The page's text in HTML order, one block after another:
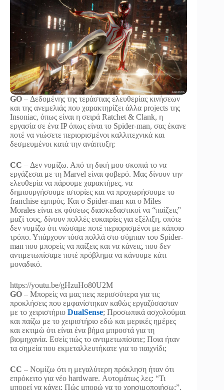
GO – Δεδομένης της τεράστιας ελευθερίας κινήσεων
και της ανεμελιάς που χαρακτηρίζει άλλα projects της
Insoniac, όπως είναι η σειρά Ratchet & Clank, η
εργασία σε ένα IP όπως είναι το Spider-man, σας έκανε
ποτέ να νιώσετε περιορισμένοι καλλιτεχνικά και
δεσμευμένοι κατά την ανάπτυξη;
CC – Δεν νομίζω. Από τη δική μου σκοπιά το να
εργάζεσαι με τη Marvel είναι φοβερό. Μας δίνουν την
ελευθερία να πάρουμε χαρακτήρες, να
δημιουργήσουμε ιστορίες και να προχωρήσουμε το
franchise εμπρός. Και ο Spider-man και ο Miles
Morales είναι εκ φύσεως διασκεδαστικοί να “παίζεις”
μαζί τους, δίνουν πολλές ευκαιρίες για εξέλιξη, οπότε
δεν νομίζω ότι νιώσαμε ποτέ περιορισμένοι με κάποιο
τρόπο. Υπάρχουν τόσα πολλά στο σύμπαν του Spider-
man που μπορείς να παίξεις και να κάνεις, που δεν
αντιμετωπίσαμε ποτέ πρόβλημα να κάνουμε κάτι
μοναδικό.
https://youtu.be/gHzuHo80U2M
GO – Μπορείς να μας πεις περισσότερα για τις
προκλήσεις που εμφανίστηκαν καθώς εργαζόσασταν
με το χειριστήριο DualSense; Προσωπικά ασχολούμαι
και παίζω με το χειριστήριο εδώ και μερικές ημέρες
και εκτιμώ ότι είναι ένα βήμα μπροστά για τη
βιομηχανία. Εσείς πώς το αντιμετωπίσατε; Ποια ήταν
τα σημεία που εκμεταλλευτήκατε για το παιχνίδι;
CC – Νομίζω ότι η μεγαλύτερη πρόκληση ήταν ότι
επρόκειτο για νέο hardware. Αυτομάτως λες: “Τι
μπορεί να κάνει; Πώς μπορώ να το χρησιμοποιήσω;”.